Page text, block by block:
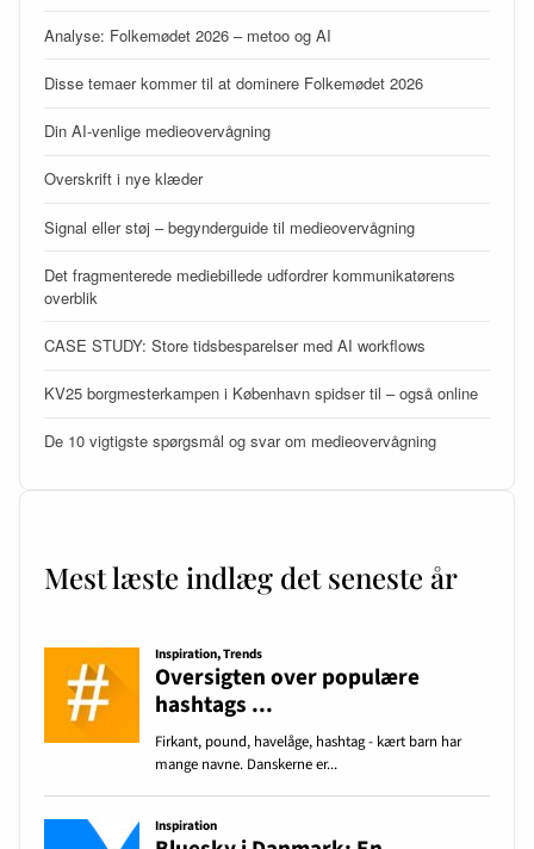
Analyse: Folkemødet 2026 – metoo og AI
Disse temaer kommer til at dominere Folkemødet 2026
Din AI-venlige medieovervågning
Overskrift i nye klæder
Signal eller støj – begynderguide til medieovervågning
Det fragmenterede mediebillede udfordrer kommunikatørens
overblik
CASE STUDY: Store tidsbesparelser med AI workflows
KV25 borgmesterkampen i København spidser til – også online
De 10 vigtigste spørgsmål og svar om medieovervågning
Mest læste indlæg det seneste år